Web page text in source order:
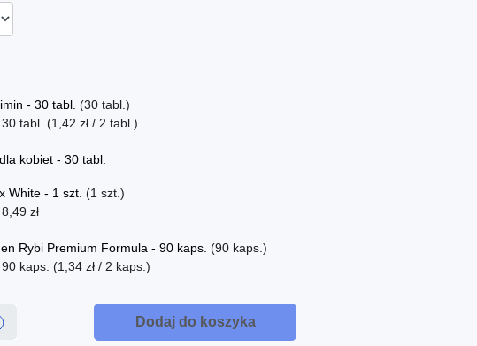
- 30 tabl. (30 tabl.)
tabl. (1,42 zł / 2 tabl.)
kobiet - 30 tabl.
White - 1 szt. (1 szt.)
zł
Rybi Premium Formula - 90 kaps. (90 kaps.)
kaps. (1,34 zł / 2 kaps.)
Dodaj do koszyka